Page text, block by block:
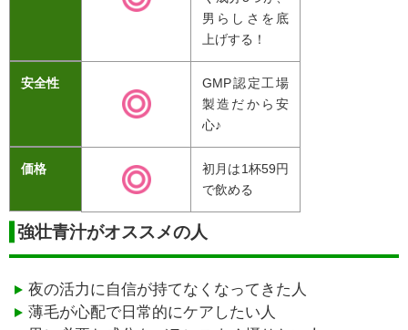
男らしさを底
上げする！
安全性
GMP認定工場
製造だから安
心♪
価格
初月は1杯59円
で飲める
強壮青汁がオススメの人
夜の活力に自信が持てなくなってきた人
薄毛が心配で日常的にケアしたい人